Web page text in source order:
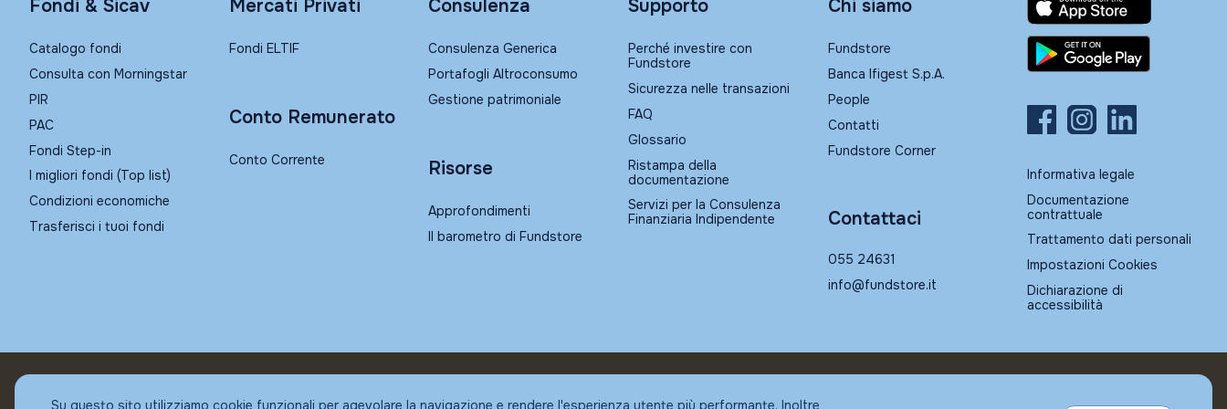
Fondi & Sicav
Catalogo fondi
Consulta con Morningstar
PIR
PAC
Fondi Step-in
I migliori fondi (Top list)
Condizioni economiche
Trasferisci i tuoi fondi
Mercati Privati
Fondi ELTIF
Conto Remunerato
Conto Corrente
Consulenza
Consulenza Generica
Portafogli Altroconsumo
Gestione patrimoniale
Risorse
Approfondimenti
Il barometro di Fundstore
Supporto
Perché investire con
Fundstore
Sicurezza nelle transazioni
FAQ
Glossario
Ristampa della
documentazione
Servizi per la Consulenza
Finanziaria Indipendente
Chi siamo
Fundstore
Banca Ifigest S.p.A.
People
Contatti
Fundstore Corner
Contattaci
055 24631
info@fundstore.it
Informativa legale
Documentazione
contrattuale
Trattamento dati personali
Impostazioni Cookies
Dichiarazione di
accessibilità
Su questo sito utilizziamo cookie funzionali per agevolare la navigazione e rendere l'esperienza utente più performante. Inoltre